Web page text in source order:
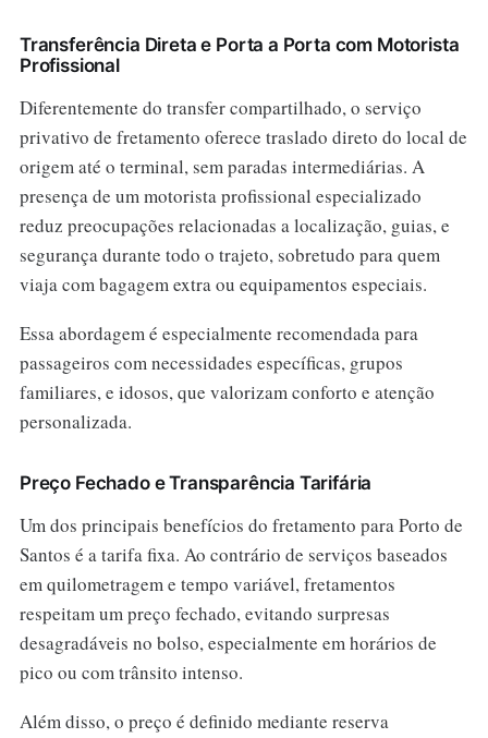
Transferência Direta e Porta a Porta com Motorista
Profissional
Diferentemente do transfer compartilhado, o serviço
privativo de fretamento oferece traslado direto do local de
origem até o terminal, sem paradas intermediárias. A
presença de um motorista profissional especializado
reduz preocupações relacionadas a localização, guias, e
segurança durante todo o trajeto, sobretudo para quem
viaja com bagagem extra ou equipamentos especiais.
Essa abordagem é especialmente recomendada para
passageiros com necessidades específicas, grupos
familiares, e idosos, que valorizam conforto e atenção
personalizada.
Preço Fechado e Transparência Tarifária
Um dos principais benefícios do fretamento para Porto de
Santos é a tarifa fixa. Ao contrário de serviços baseados
em quilometragem e tempo variável, fretamentos
respeitam um preço fechado, evitando surpresas
desagradáveis no bolso, especialmente em horários de
pico ou com trânsito intenso.
Além disso, o preço é definido mediante reserva